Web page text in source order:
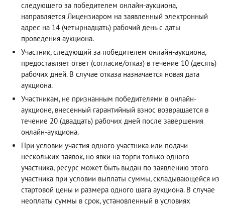
следующего за победителем онлайн-аукциона,
направляется Лицензиаром на заявленный электронный
адрес на 14 (четырнадцать) рабочий день с даты
проведения аукциона.
Участник, следующий за победителем онлайн-аукциона,
предоставляет ответ (согласие/отказ) в течение 10 (десять)
рабочих дней. В случае отказа назначается новая дата
аукциона.
Участникам, не признанным победителями в онлайн-
аукционе, внесенный гарантийный взнос возвращается в
течение 20 (двадцать) рабочих дней после завершения
онлайн-аукциона.
При условии участия одного участника или подачи
нескольких заявок, но явки на торги только одного
участника, ресурс может быть выдан по заявлению этого
участника при условии выплаты суммы, складывающейся из
стартовой цены и размера одного шага аукциона. В случае
неоплаты суммы в срок, установленный в условиях